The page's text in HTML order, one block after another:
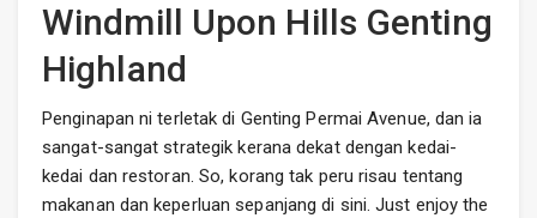
Windmill Upon Hills Genting
Highland
Penginapan ni terletak di Genting Permai Avenue, dan ia
sangat-sangat strategik kerana dekat dengan kedai-
kedai dan restoran. So, korang tak peru risau tentang
makanan dan keperluan sepanjang di sini. Just enjoy the